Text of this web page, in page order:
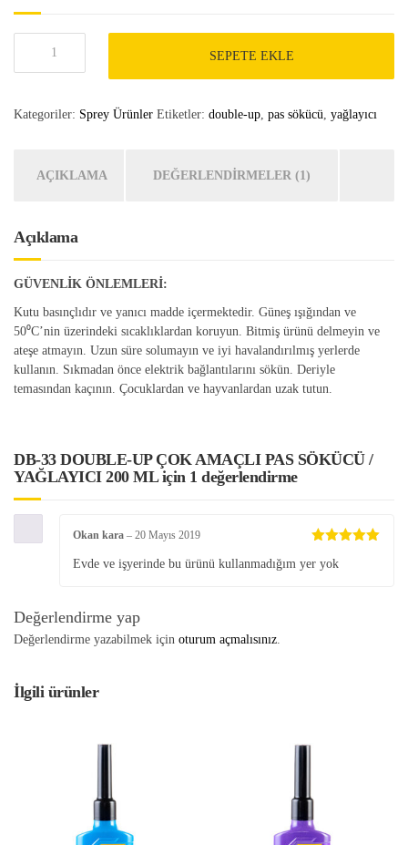
ÇOK
SÖKÜCÜ
200
SEPETE EKLE
Kategoriler: Sprey Ürünler Etiketler: double-up pas sökücü yağlayıcı
AÇIKLAMA DEĞERLENDIRMELER (1)
Açıklama
GÜVENLİK ÖNLEMLERİ:
Kutu basınçlıdır ve yanıcı madde içermektedir. Güneş ışığından ve
50⁰C’nin üzerindeki sıcaklıklardan koruyun. Bitmiş ürünü delmeyin ve
ateşe atmayın. Uzun süre solumayın ve iyi havalandırılmış yerlerde
kullanın. Sıkmadan önce elektrik bağlantılarını sökün. Deriyle
temasından kaçının. Çocuklardan ve hayvanlardan uzak tutun.
DB-33 DOUBLE-UP ÇOK AMAÇLI PAS SÖKÜCÜ /
YAĞLAYICI 200 MLiçin 1 değerlendirme
5 oy aldı
Okan kara – 20 Mayıs 2019
Evde ve işyerinde bu ürünü kullanmadığım yer yok
Değerlendirme yap
Değerlendirme yazabilmek için oturum açmalısınız
İlgili ürünler